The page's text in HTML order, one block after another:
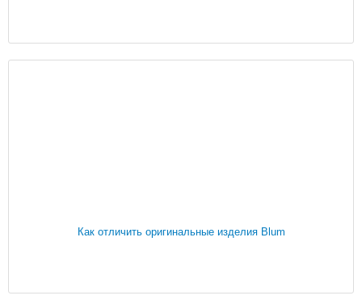
Как отличить оригинальные изделия Blum